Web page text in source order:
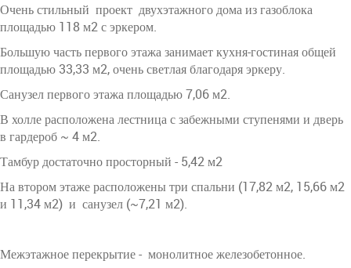
Очень стильный проект двухэтажного дома из газоблока
площадью 118 м2 с эркером.
Большую часть первого этажа занимает кухня-гостиная общей
площадью 33,33 м2, очень светлая благодаря эркеру.
Санузел первого этажа площадью 7,06 м2.
В холле расположена лестница с забежными ступенями и дверь
в гардероб ~ 4 м2.
Тамбур достаточно просторный - 5,42 м2
На втором этаже расположены три спальни (17,82 м2, 15,66 м2
и 11,34 м2) и санузел (~7,21 м2).
Межэтажное перекрытие - монолитное железобетонное.